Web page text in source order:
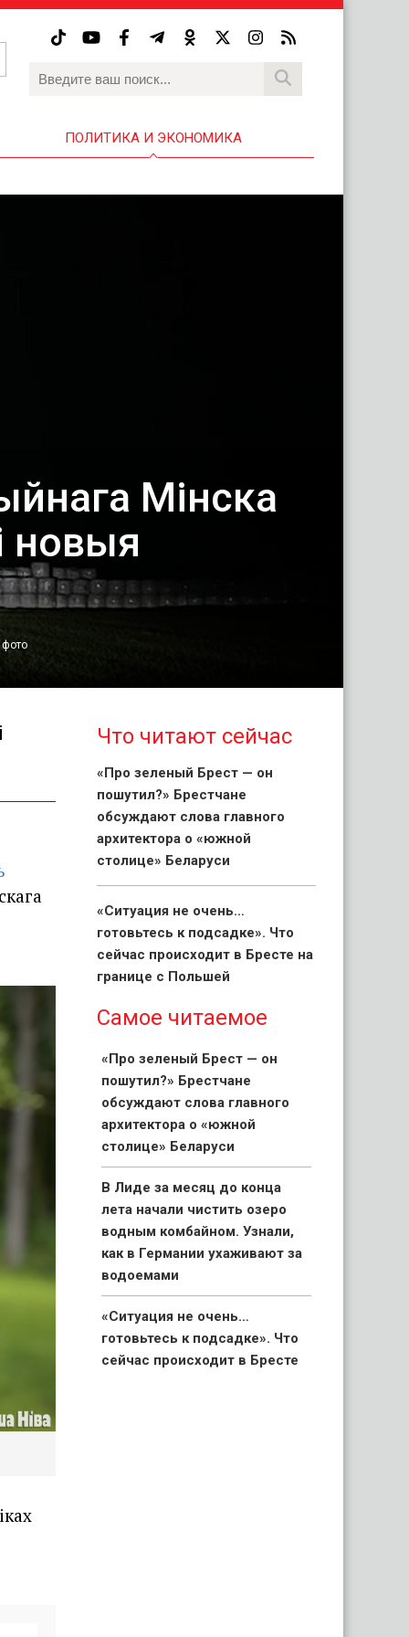
ПОЛИТИКА И ЭКОНОМИКА
Мінска
новыя
фото
Что читают сейчас
«Про зеленый Брест — он
пошутил?» Брестчане
обсуждают слова главного
архитектора о «южной
столице» Беларуси
«Ситуация не очень…
готовьтесь к подсадке». Что
сейчас происходит в Бресте на
границе с Польшей
Самое читаемое
«Про зеленый Брест — он
пошутил?» Брестчане
обсуждают слова главного
архитектора о «южной
столице» Беларуси
В Лиде за месяц до конца
лета начали чистить озеро
водным комбайном. Узнали,
как в Германии ухаживают за
водоемами
«Ситуация не очень…
готовьтесь к подсадке». Что
сейчас происходит в Бресте